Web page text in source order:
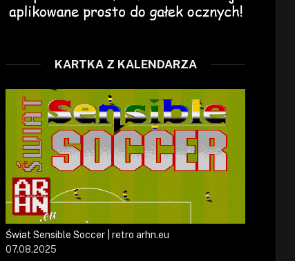
KARTKA Z KALENDARZA
Świat Sensible Soccer | retro arhn.eu
07.08.2025